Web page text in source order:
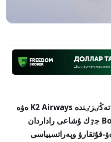
پەكٸستان جاعالاۋىنا جاقىن اراب تەڭٸزٸندە K2 Airways ەۋە
كومپانيياسىنا تيەسٸلٸ Boeing 737 جٷك ۇشاعى راداردان
قۇتقارۋ وپەراتسيياسى